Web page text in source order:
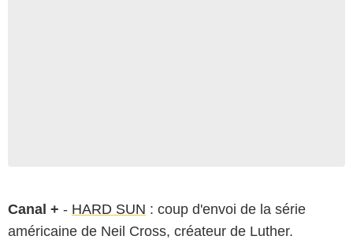
Canal + - HARD SUN : coup d'envoi de la série
américaine de Neil Cross, créateur de Luther.